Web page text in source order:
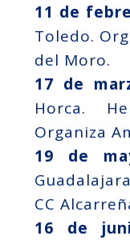
11 de
Toledo.
del Moro.
17 de
Horca.
Organiza
19 de
CC
16 de